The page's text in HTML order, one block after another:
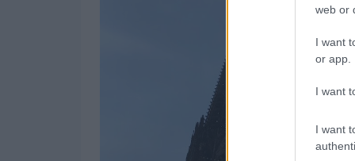
web or
I want
or app.
I want
I want